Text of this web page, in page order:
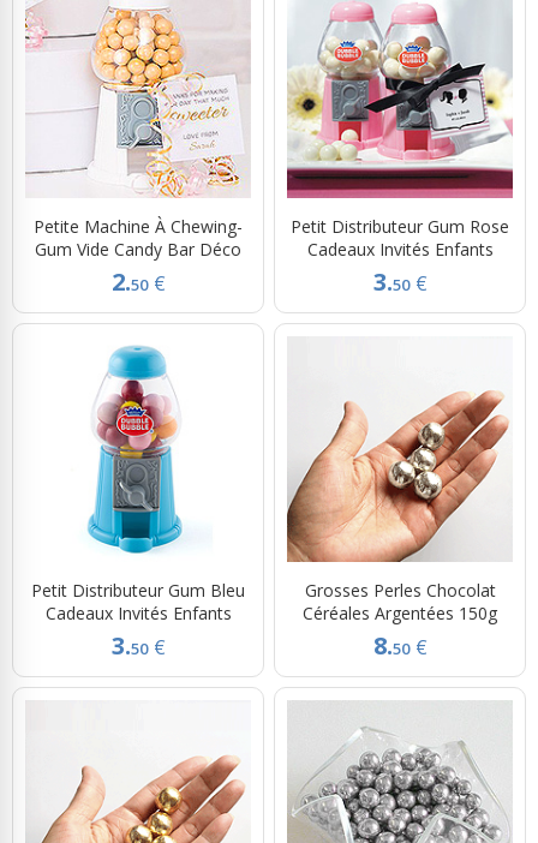
Petite Machine À Chewing-
Gum Vide Candy Bar Déco
2.50 €
Petit Distributeur Gum Rose
Cadeaux Invités Enfants
3.50 €
Petit Distributeur Gum Bleu
Cadeaux Invités Enfants
3.50 €
Grosses Perles Chocolat
Céréales Argentées 150g
8.50 €